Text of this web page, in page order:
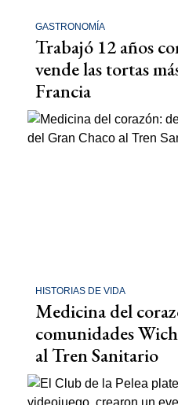
GASTRONOMÍA
Trabajó 12 años
vende las tortas
Francia
HISTORIAS DE VIDA
Medicina del
comunidades
al Tren Sanitario